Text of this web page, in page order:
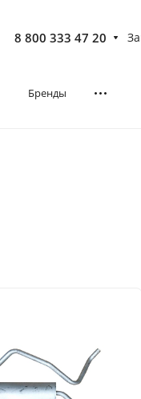
8 800 333 47 20
Бренды